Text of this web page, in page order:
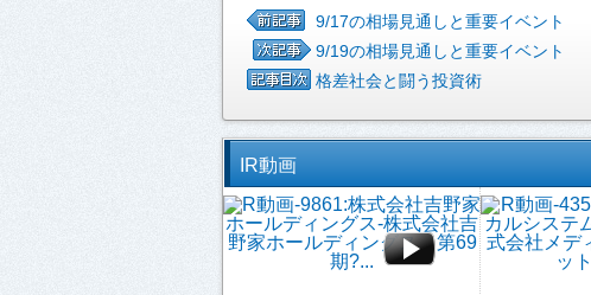
9/17の相場見通しと重要イベント
9/19の相場見通しと重要イベント
格差社会と闘う投資術
IR動画